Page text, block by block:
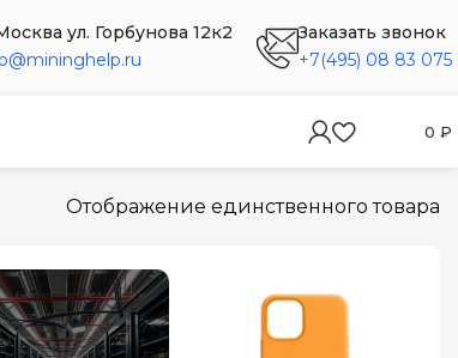
ул. Горбунова 12к2
Заказать звонок
+7(495) 08 83 075
0 ₽
Отображение единственного товара